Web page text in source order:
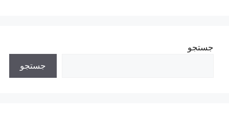
جستجو
جستجو